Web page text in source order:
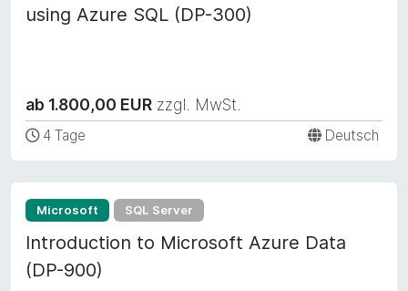
using Azure SQL (DP-300)
ab 1.800,00 EUR zzgl. MwSt.
4 Tage Deutsch
Microsoft SQL Server
Introduction to Microsoft Azure Data
(DP-900)